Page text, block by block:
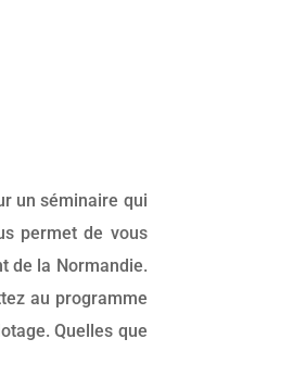
un séminaire qui
permet de vous
de la Normandie.
au programme
Quelles que